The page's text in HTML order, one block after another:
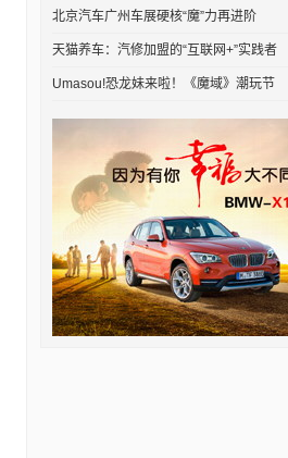
北京汽车广州车展硬核“魔”力再进阶
天猫养车：汽修加盟的“互联网+”实践者
Umasou!恐龙妹来啦！《魔域》潮玩节